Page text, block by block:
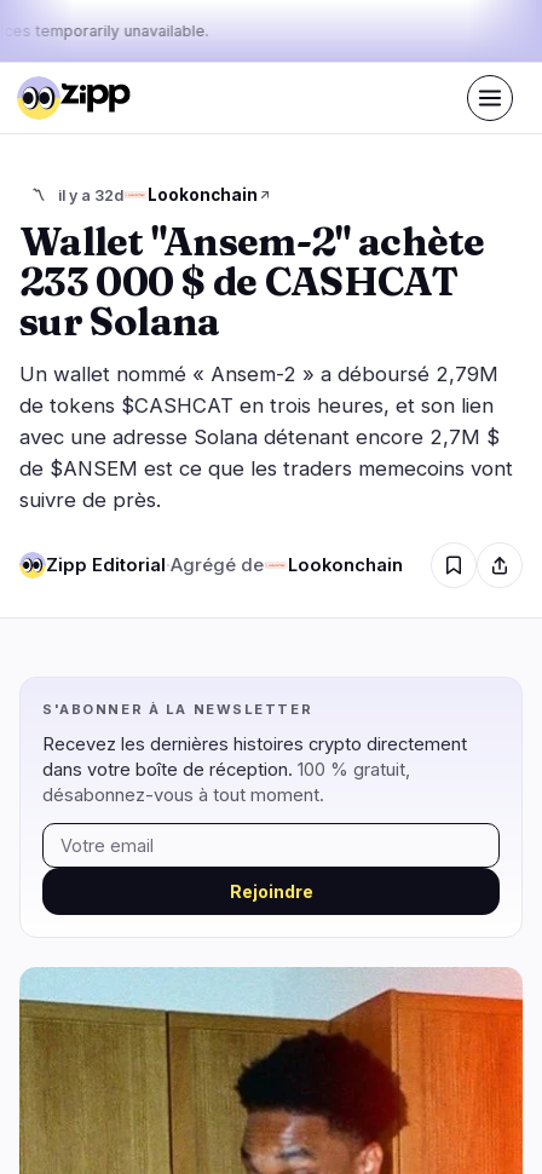
temporarily unavailable.
Le pouls
d'aujourd'hui
:
bullish
bearish
Actualités
Nouvelles de dernière minute 23
Histoires en vedette 0
Classements
Marchés
ETF 3
Macro 5
Gouvernement 6
Légal 0
Conformité 0
Fiscalité 1
Application 0
Exploits
Alertes 0
Confidentialité 0
DeFi 1
DEXs 0
Prêts
Rendement 0
Technologie 5
Protocoles
Mises à Niveau
Mise à l'Échelle
〽️ il y a 32d Lookonchain
Wallet "Ansem-2" achète
233 000 $ de CASHCAT
sur Solana
Un wallet nommé « Ansem-2 » a déboursé 2,79M
de tokens $CASHCAT en trois heures, et son lien
avec une adresse Solana détenant encore 2,7M $
de $ANSEM est ce que les traders memecoins vont
suivre de près.
Zipp Editorial·Agrégé de Lookonchain
S'ABONNER À LA NEWSLETTER
Recevez les dernières histoires crypto directement
dans votre boîte de réception. 100 % gratuit,
désabonnez-vous à tout moment.
Rejoindre